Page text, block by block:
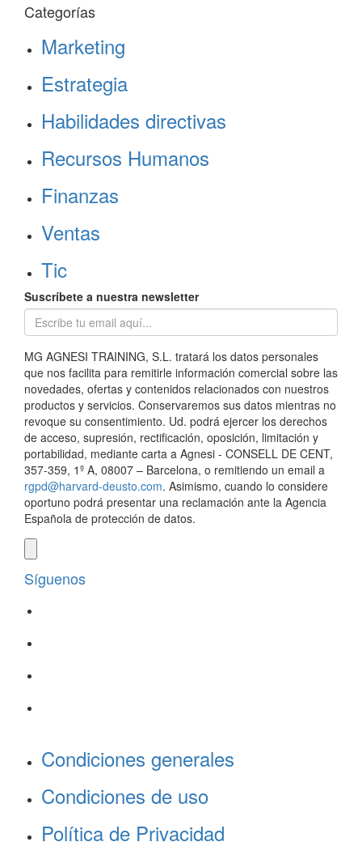
Categorías
Marketing
Estrategia
Habilidades directivas
Recursos Humanos
Finanzas
Ventas
Tic
Suscríbete a nuestra newsletter
MG AGNESI TRAINING, S.L. tratará los datos personales
que nos facilita para remitirle información comercial sobre las
novedades, ofertas y contenidos relacionados con nuestros
productos y servicios. Conservaremos sus datos mientras no
revoque su consentimiento. Ud. podrá ejercer los derechos
de acceso, supresión, rectificación, oposición, limitación y
portabilidad, mediante carta a Agnesi - CONSELL DE CENT,
357-359, 1º A, 08007 – Barcelona, o remitiendo un email a
rgpd@harvard-deusto.com. Asimismo, cuando lo considere
oportuno podrá presentar una reclamación ante la Agencia
Española de protección de datos.
Síguenos
Condiciones generales
Condiciones de uso
Política de Privacidad